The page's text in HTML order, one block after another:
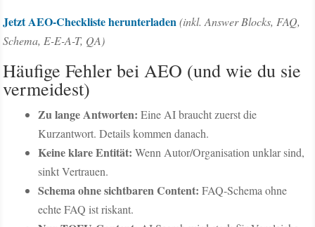
Jetzt AEO-Checkliste herunterladen (inkl. Answer Blocks, FAQ,
Schema, E-E-A-T, QA)
Häufige Fehler bei AEO (und wie du sie
vermeidest)
Zu lange Antworten: Eine AI braucht zuerst die
Kurzantwort. Details kommen danach.
Keine klare Entität: Wenn Autor/Organisation unklar sind,
sinkt Vertrauen.
Schema ohne sichtbaren Content: FAQ-Schema ohne
echte FAQ ist riskant.